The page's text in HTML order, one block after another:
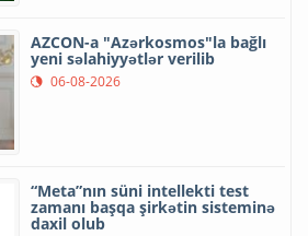
AZCON-a "Azərkosmos"la bağlı
yeni səlahiyyətlər verilib
06-08-2026
“Meta”nın süni intellekti test
zamanı başqa şirkətin sisteminə
daxil olub